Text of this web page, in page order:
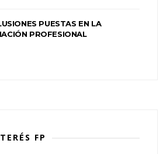
PUESTAS EN LA
PROFESIONAL
FP